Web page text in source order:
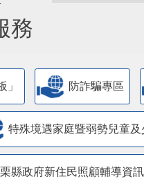
務
防詐騙專區
特殊境遇家庭暨弱勢兒童
縣政府新住民照顧輔導資